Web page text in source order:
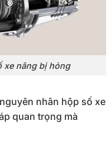
xe nâng bị hỏng
nhân hộp số xe
quan trọng mà